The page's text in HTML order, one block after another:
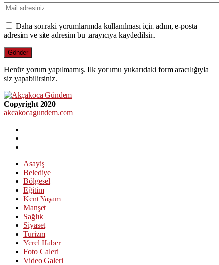
Daha sonraki yorumlarımda kullanılması için adım, e-posta
adresim ve site adresim bu tarayıcıya kaydedilsin.
Henüz yorum yapılmamış. İlk yorumu yukarıdaki form aracılığıyla
siz yapabilirsiniz.
Copyright 2020
akcakocagundem.com
Asayiş
Belediye
Bölgesel
Eğitim
Kent Yaşam
Manşet
Sağlık
Siyaset
Turizm
Yerel Haber
Foto Galeri
Video Galeri